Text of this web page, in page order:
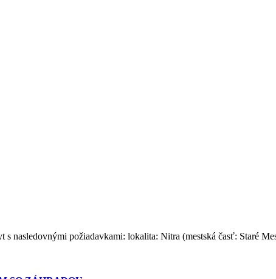
s nasledovnými požiadavkami: lokalita: Nitra (mestská časť: Staré